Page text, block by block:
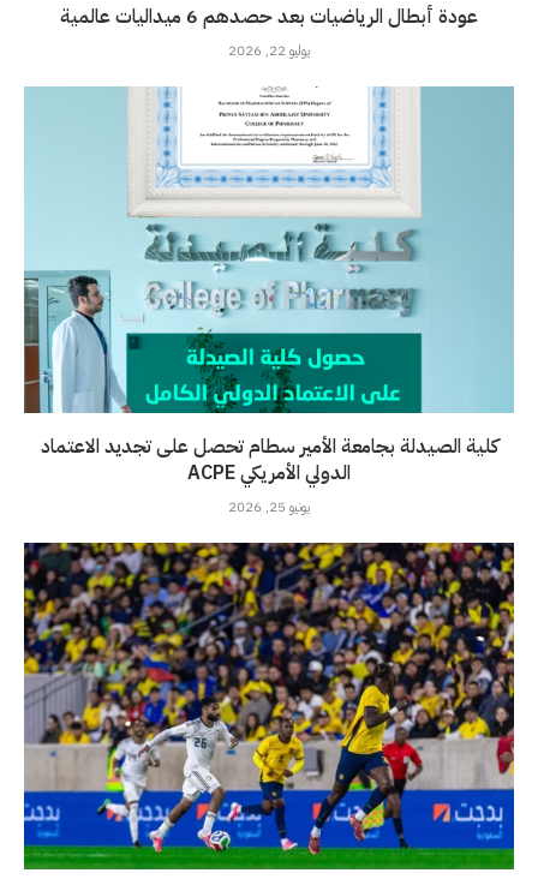
عودة أبطال الرياضيات بعد حصدهم 6 ميداليات عالمية
يوليو 22, 2026
كلية الصيدلة بجامعة الأمير سطام تحصل على تجديد الاعتماد
الدولي الأمريكي ACPE
يونيو 25, 2026